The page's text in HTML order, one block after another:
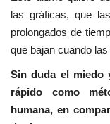
las gráficas, que
prolongados de
que bajan cuando
Sin duda el miedo
rápido como
humana, en